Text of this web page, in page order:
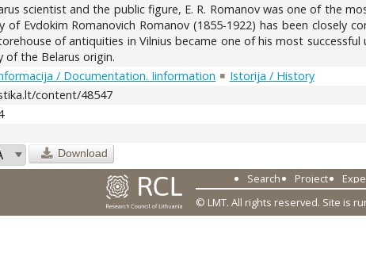
scientist and the public figure, E. R. Romanov was one of the
of Evdokim Romanovich Romanov (1855-1922) has been closely
of antiquities in Vilnius became one of his most
of the Belarus origin.
/ Documentation. Iinformation
Istorija / History
content/48547
Download
Search Project
© LMT. All rights reserved. Site is